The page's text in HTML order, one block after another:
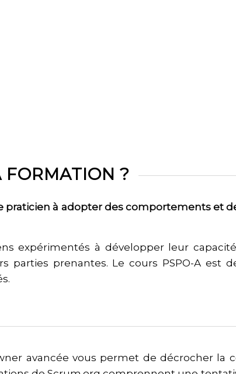
FORMATION ?
à adopter des comportements et
expérimentés à développer leur
parties prenantes. Le cours PSPO-A est
avancée vous permet de décrocher la